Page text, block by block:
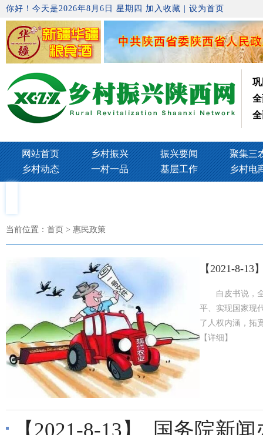
你好！今天是2026年8月6日 星期四 加入收藏 设为首页
网站首页 乡村振兴 振兴要闻
聚集三
乡村动态
一村一品 基层工作 乡村电
当前位置： 首页> 惠民政策
【2021-8-13
白皮书说，
平、实现国家现
了人权内涵，拓
【详细】
【2021-8-13】
国务院新闻办公室发